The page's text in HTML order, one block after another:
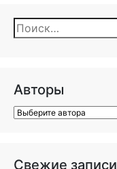
Найти:
Авторы
Свежие записи